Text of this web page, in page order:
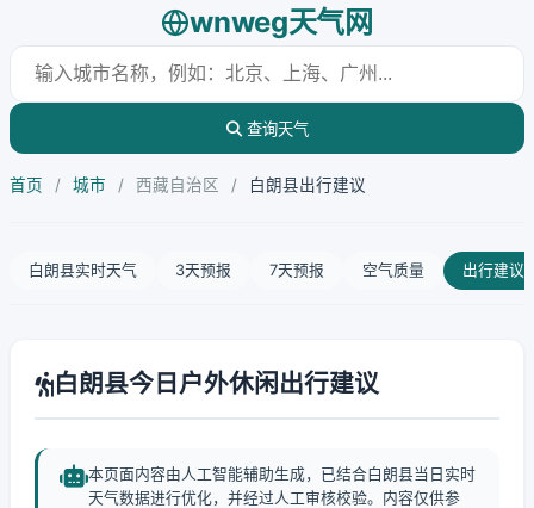
wnweg天气网
查询天气
首页 / 城市 / 西藏自治区 / 白朗县出行建议
白朗县实时天气 3天预报 7天预报 空气质量 出行建议
白朗县今日户外休闲出行建议
本页面内容由人工智能辅助生成，已结合白朗县当日实时
天气数据进行优化，并经过人工审核校验。内容仅供参